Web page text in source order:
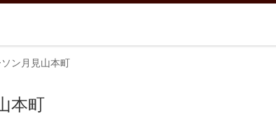
ソン月見山本町
本町